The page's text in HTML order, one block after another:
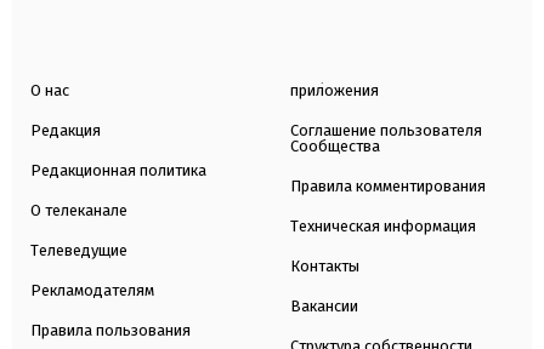
О нас
Редакция
Редакционная политика
О телеканале
Телеведущие
Рекламодателям
Правила пользования
приложения
Соглашение пользователя
Сообщества
Правила комментирования
Техническая информация
Контакты
Вакансии
Структура собственности